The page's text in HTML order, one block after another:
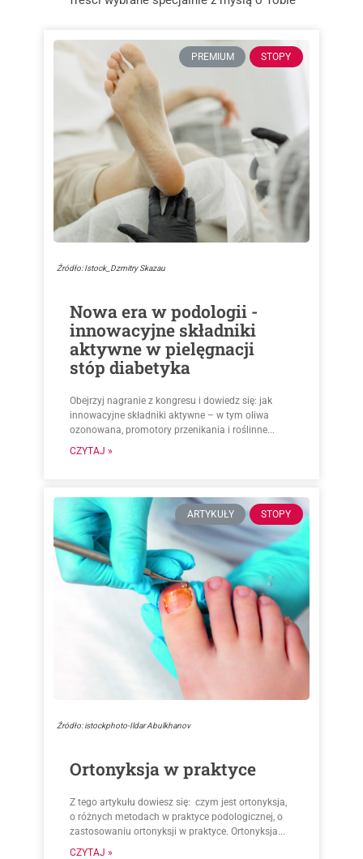
PREMIUM STOPY
Źródło: Istock_Dzmitry Skazau
Nowa era w podologii -
innowacyjne składniki
aktywne w pielęgnacji
stóp diabetyka
Obejrzyj nagranie z kongresu i dowiedz się: jak
innowacyjne składniki aktywne – w tym oliwa
ozonowana, promotory przenikania i roślinne...
CZYTAJ »
ARTYKUŁY STOPY
Źródło: istockphoto-Ildar Abulkhanov
Ortonyksja w praktyce
Z tego artykułu dowiesz się: czym jest ortonyksja,
o różnych metodach w praktyce podologicznej, o
zastosowaniu ortonyksji w praktyce. Ortonyksja...
CZYTAJ »